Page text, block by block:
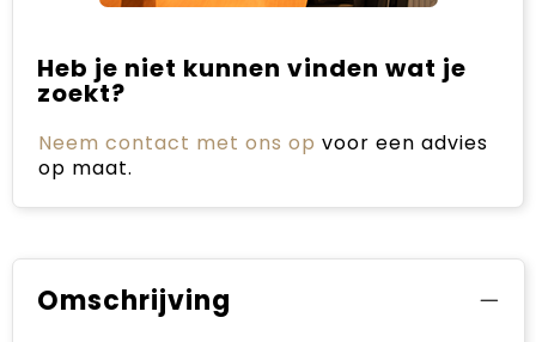
Heb je niet kunnen vinden wat je
zoekt?
Neem contact met ons op voor een advies
op maat.
Omschrijving